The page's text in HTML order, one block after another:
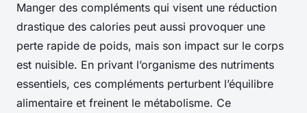
Manger des compléments qui visent une réduction
drastique des calories peut aussi provoquer une
perte rapide de poids, mais son impact sur le corps
est nuisible. En privant l’organisme des nutriments
essentiels, ces compléments perturbent l’équilibre
alimentaire et freinent le métabolisme. Ce